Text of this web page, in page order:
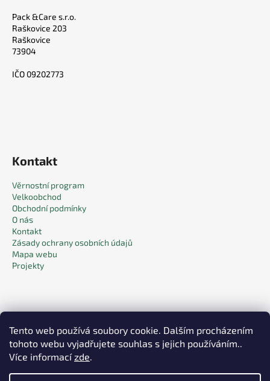
Tento web používá soubory cookie. Dalším procházením
tohoto webu vyjadřujete souhlas s jejich používáním..
Více informacízde.
Pack &Care s.r.o.
Raškovice 203
Raškovice
73904
IČO 09202773
Kontakt
Věrnostní program
Velkoobchod
Obchodní podmínky
O nás
Kontakt
Zásady ochrany osobních údajů
Mapa webu
Projekty
Facebook